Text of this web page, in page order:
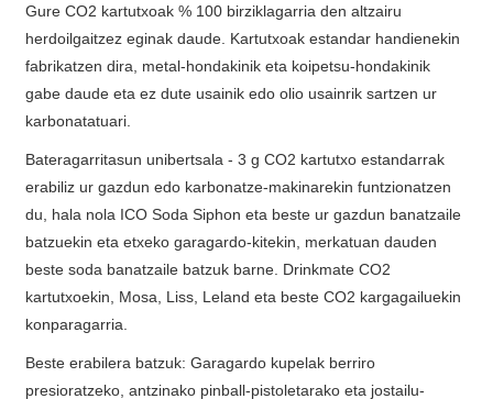
Gure CO2 kartutxoak % 100 birziklagarria den altzairu
herdoilgaitzez eginak daude. Kartutxoak estandar handienekin
fabrikatzen dira, metal-hondakinik eta koipetsu-hondakinik
gabe daude eta ez dute usainik edo olio usainrik sartzen ur
karbonatatuari.
Bateragarritasun unibertsala - 3 g CO2 kartutxo estandarrak
erabiliz ur gazdun edo karbonatze-makinarekin funtzionatzen
du, hala nola ICO Soda Siphon eta beste ur gazdun banatzaile
batzuekin eta etxeko garagardo-kitekin, merkatuan dauden
beste soda banatzaile batzuk barne. Drinkmate CO2
kartutxoekin, Mosa, Liss, Leland eta beste CO2 kargagailuekin
konparagarria.
Beste erabilera batzuk: Garagardo kupelak berriro
presioratzeko, antzinako pinball-pistoletarako eta jostailu-